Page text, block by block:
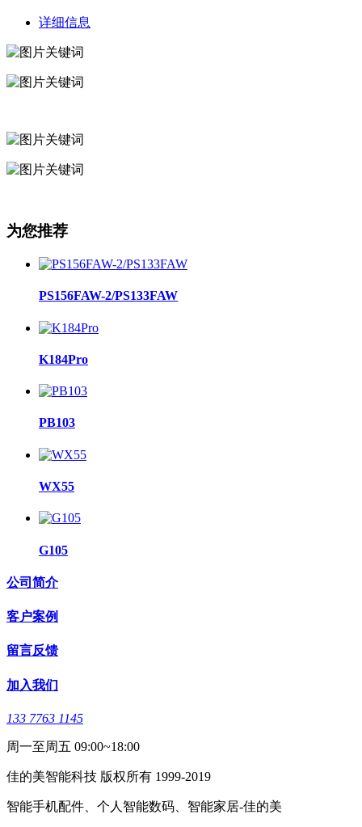
详细信息
为您推荐
PS156FAW-2/PS133FAW
K184Pro
PB103
WX55
G105
公司简介
客户案例
留言反馈
加入我们
133 7763 1145
周一至周五 09:00~18:00
佳的美智能科技 版权所有 1999-2019
智能手机配件、个人智能数码、智能家居-佳的美